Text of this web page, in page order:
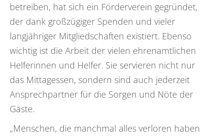
betreiben, hat sich ein Förderverein gegründet,
der dank großzügiger Spenden und vieler
langjähriger Mitgliedschaften existiert. Ebenso
wichtig ist die Arbeit der vielen ehrenamtlichen
Helferinnen und Helfer. Sie servieren nicht nur
das Mittagessen, sondern sind auch jederzeit
Ansprechpartner für die Sorgen und Nöte der
Gäste.
„Menschen, die manchmal alles verloren haben